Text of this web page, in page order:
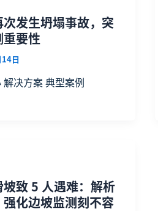
发生坍塌事故，突
要性
日
决方案 典型案例
致 5 人遇难：解析
化边坡监测刻不容